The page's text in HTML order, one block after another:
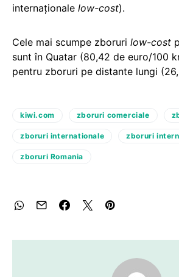
internaţionale low-cost).
Cele mai scumpe zboruri low-cost
sunt în Quatar (80,42 de euro/100
pentru zboruri pe distante lungi
kiwi.com zboruri comerciale
zboruri internationale zboruri
zboruri Romania